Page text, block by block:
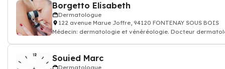
Borgetto Elisabeth
Dermatologue
122 avenue Marue Joffre, 94120 FONTENAY SOUS BOIS
Médecin: dermatologie et vénéréologie. Docteur
Souied Marc
Dermatologue